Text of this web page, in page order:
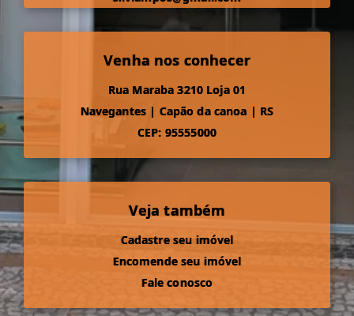
Venha nos conhecer
Rua Maraba 3210 Loja 01
Navegantes | Capão da canoa | RS
CEP: 95555000
Veja também
Cadastre seu imóvel
Encomende seu imóvel
Fale conosco